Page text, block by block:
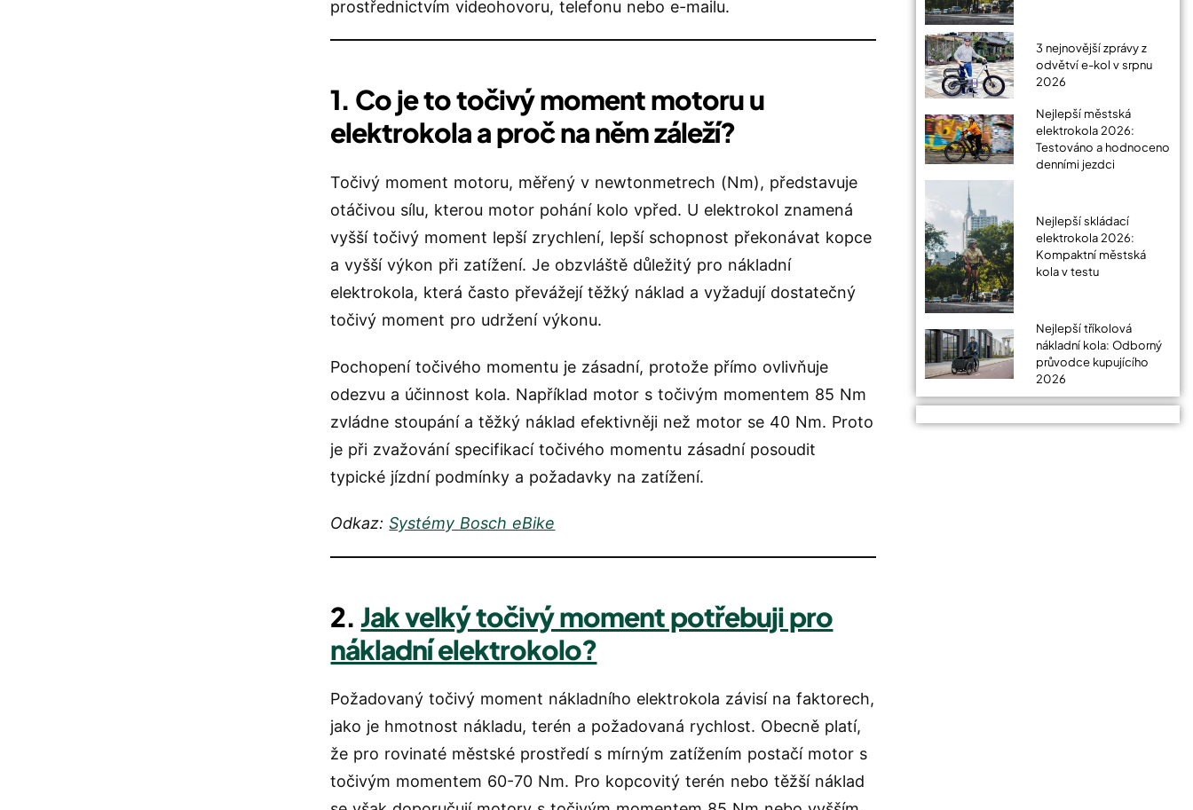
prostřednictvím videohovoru, telefonu nebo e-mailu.
1. Co je to točivý moment motoru u
elektrokola a proč na něm záleží?
Točivý moment motoru, měřený v newtonmetrech (Nm), představuje
otáčivou sílu, kterou motor pohání kolo vpřed. U elektrokol znamená
vyšší točivý moment lepší zrychlení, lepší schopnost překonávat kopce
a vyšší výkon při zatížení. Je obzvláště důležitý pro nákladní
elektrokola, která často převážejí těžký náklad a vyžadují dostatečný
točivý moment pro udržení výkonu.
Pochopení točivého momentu je zásadní, protože přímo ovlivňuje
odezvu a účinnost kola. Například motor s točivým momentem 85 Nm
zvládne stoupání a těžký náklad efektivněji než motor se 40 Nm. Proto
je při zvažování specifikací točivého momentu zásadní posoudit
typické jízdní podmínky a požadavky na zatížení.
Odkaz:Systémy Bosch eBike
2. Jak velký točivý moment potřebuji pro
nákladní elektrokolo?
Požadovaný točivý moment nákladního elektrokola závisí na faktorech,
jako je hmotnost nákladu, terén a požadovaná rychlost. Obecně platí,
že pro rovinaté městské prostředí s mírným zatížením postačí motor s
točivým momentem 60-70 Nm. Pro kopcovitý terén nebo těžší náklad
3 nejnovější zprávy z
odvětví e-kol v srpnu
2026
Nejlepší městská
elektrokola 2026:
Testováno a hodnoceno
denními jezdci
Nejlepší skládací
elektrokola 2026:
Kompaktní městská
kola v testu
Nejlepší tříkolová
nákladní kola: Odborný
průvodce kupujícího
2026